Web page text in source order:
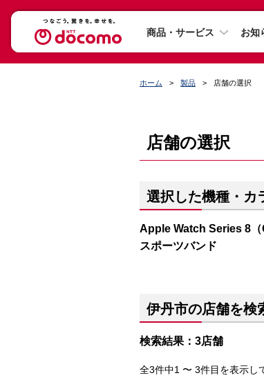
商品・サービス お知
ホーム 製品 店舗の選択
店舗の選択
選択した機種・カ
Apple Watch Series 8（
スポーツバンド
伊丹市の店舗を検
検索結果：3店舗
全3件中1 〜 3件目を表示し